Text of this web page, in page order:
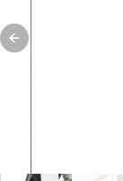
Previous slide